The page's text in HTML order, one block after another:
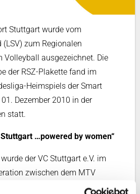
Stuttgart wurde vom
zum Regionalen
Volleyball ausgezeichnet. Die
der RSZ-Plakette fand im
Heimspiels der Smart
Dezember 2010 in der
statt.
…powered by women“
der VC Stuttgart e.V. im
zwischen dem MTV
TSV Georgii-Allianz Stuttgart e.V.